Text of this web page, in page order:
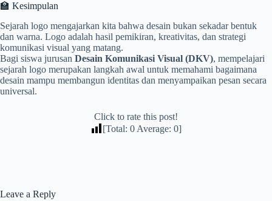
🏫 Kesimpulan
Sejarah logo mengajarkan kita bahwa desain bukan sekadar bentuk
dan warna. Logo adalah hasil pemikiran, kreativitas, dan strategi
komunikasi visual yang matang.
Bagi siswa jurusan Desain Komunikasi Visual (DKV), mempelajari
sejarah logo merupakan langkah awal untuk memahami bagaimana
desain mampu membangun identitas dan menyampaikan pesan secara
universal.
Click to rate this post!
[Total: 0 Average: 0]
Leave a Reply